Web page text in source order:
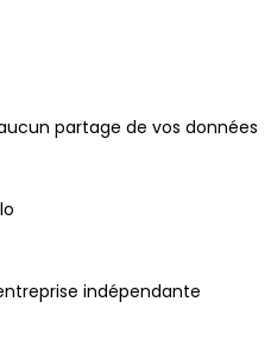
partage de vos données
indépendante